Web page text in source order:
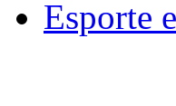
Esporte